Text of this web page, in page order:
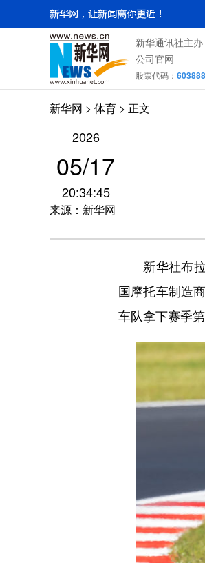
新华通讯社主办
公司官网
股票代码： 603888
新华网 > 体育 > 正文
2026
05/17
20:34:45
来源：新华网
新华社布拉
国摩托车制造
车队拿下赛季